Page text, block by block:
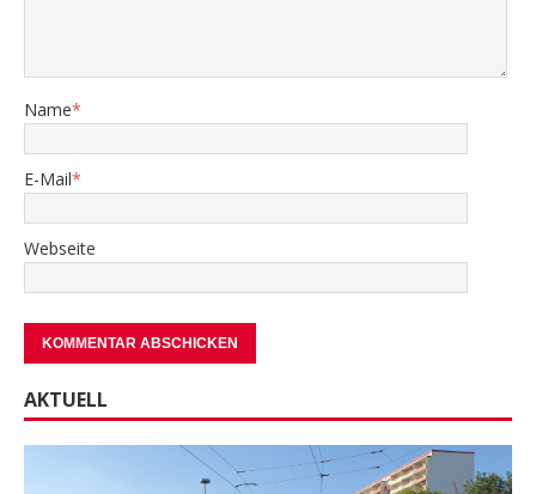
Name*
E-Mail*
Webseite
AKTUELL